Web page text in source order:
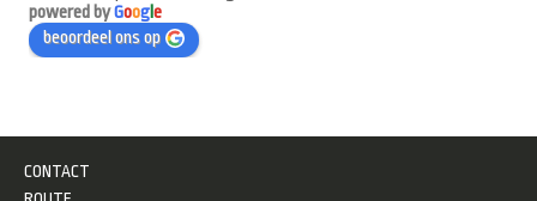
powered byGooge
beoordeel ons op
CONTACT